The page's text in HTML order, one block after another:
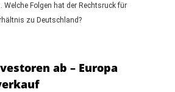
Welche Folgen hat der Rechtsruck für
zu Deutschland?
ab – Europa